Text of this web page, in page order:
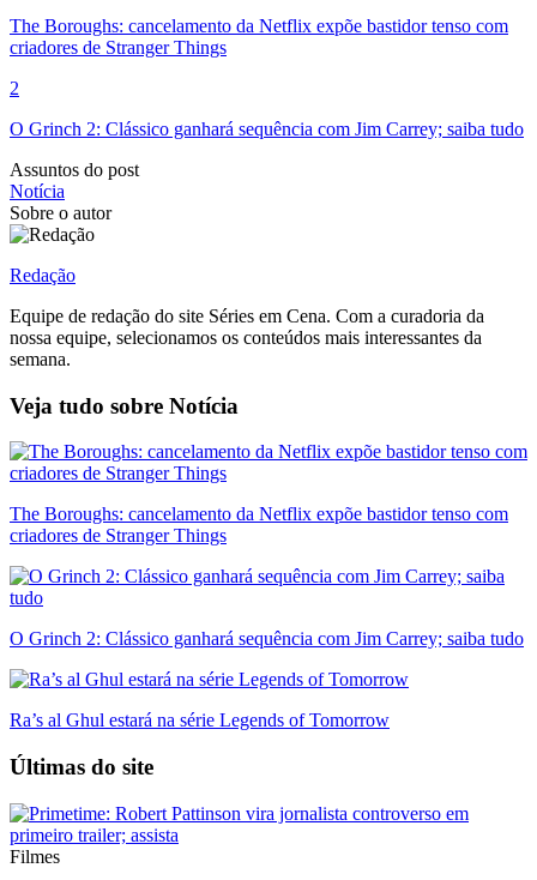
The Boroughs: cancelamento da Netflix expõe bastidor tenso com
criadores de Stranger Things
2
O Grinch 2: Clássico ganhará sequência com Jim Carrey; saiba tudo
Assuntos do post
Notícia
Sobre o autor
Redação
Equipe de redação do site Séries em Cena. Com a curadoria da
nossa equipe, selecionamos os conteúdos mais interessantes da
semana.
Veja tudo sobre Notícia
The Boroughs: cancelamento da Netflix expõe bastidor tenso com
criadores de Stranger Things
O Grinch 2: Clássico ganhará sequência com Jim Carrey; saiba tudo
Ra’s al Ghul estará na série Legends of Tomorrow
Últimas do site
Filmes